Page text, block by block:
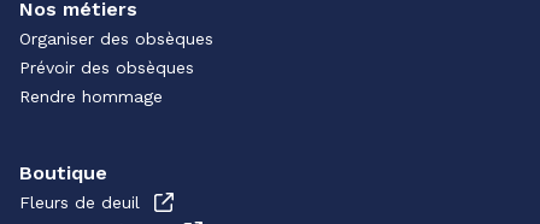
Nos métiers
Organiser des obsèques
Prévoir des obsèques
Rendre hommage
Boutique
Fleurs de deuil